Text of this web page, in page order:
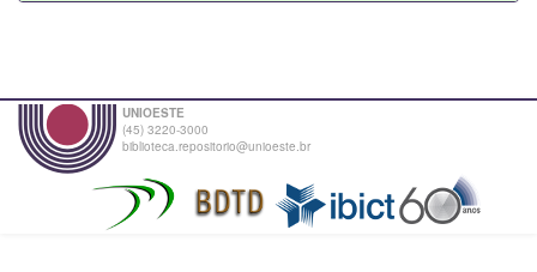
UNIOESTE
(45) 3220-3000
biblioteca.repositorio@unioeste.br